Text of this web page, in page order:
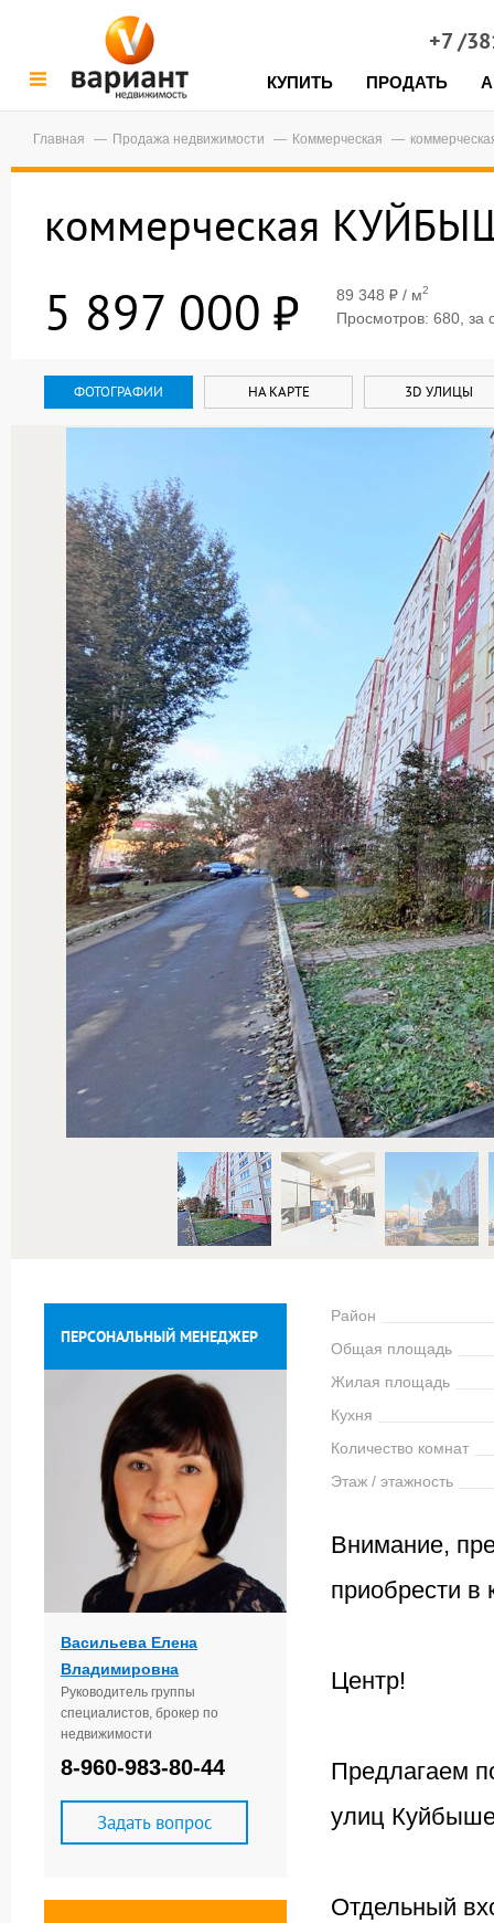
+7 /
КУПИТЬ ПРОДАТЬ
Главная Продажа недвижимости Коммерческая
коммерческая
5 897 000 89 348 / м2
Просмотров: 680, за
ФОТОГРАФИИ НА КАРТЕ 3D УЛИЦЫ
ПЕРСОНАЛЬНЫЙ МЕНЕДЖЕР
Васильева Елена
Владимировна
Руководитель группы
специалистов, брокер по
недвижимости
8-960-983-80-44
Задать вопрос
Район
Общая площадь
Жилая площадь
Кухня
Количество комнат
Этаж / этажность
Внимание,
приобрести в
Центр!
Предлагаем
улиц
Отдельный